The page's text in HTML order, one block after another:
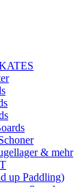
& mehr
up Paddling)